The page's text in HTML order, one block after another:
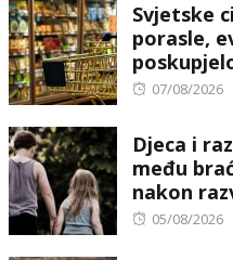
Svjetske
porasle,
Posted
07/08/2026
Djeca i
među
nakon
Posted
05/08/2026